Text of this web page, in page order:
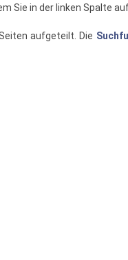
Sie in der linken Spalte
aufgeteilt. Die